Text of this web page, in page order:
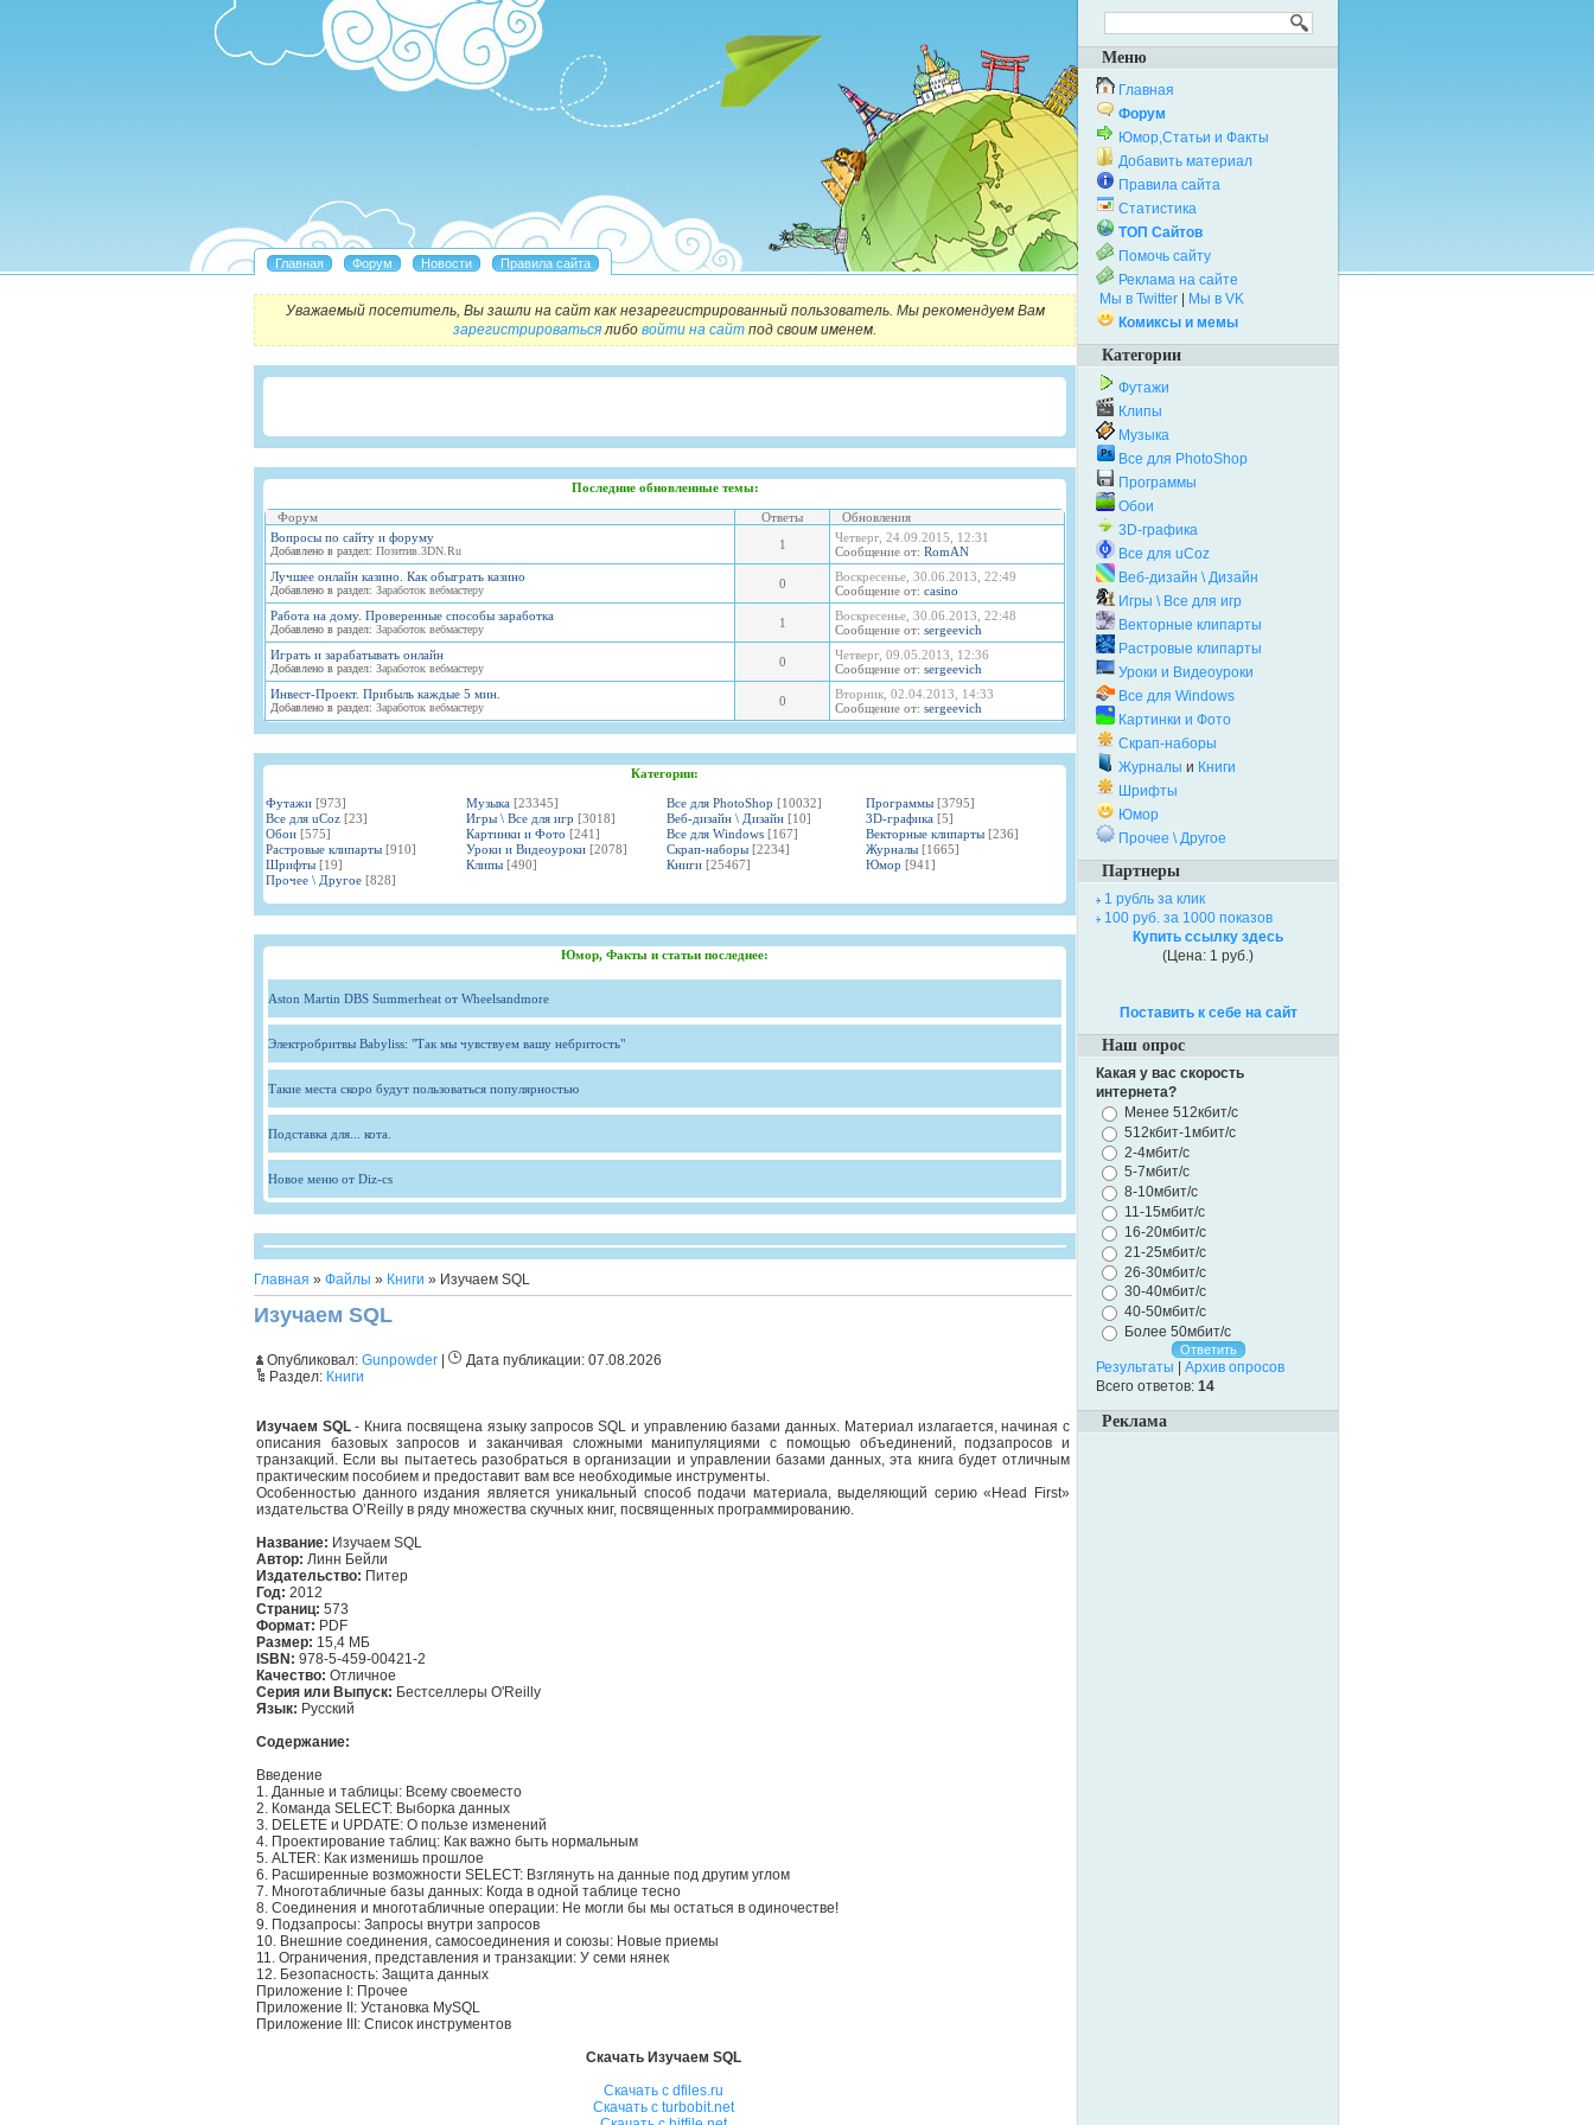
Уважаемый посетитель, Вы зашли на сайт как незарегистрированный пользователь. Мы рекомендуем Вам
зарегистрироватьсялибо войти на сайт под своим именем.
Последние обновленные темы:
Форум Ответы
Обновления
Вопросы по сайту и форуму
Добавлено в раздел: Позитив.3DN.Ru 1
Четверг, 24.09.2015, 12:31
Сообщение от: RomAN
Лучшее онлайн казино. Как обыграть казино
Добавлено в раздел: Заработок вебмастеру 0
Воскресенье, 30.06.2013, 22:49
Сообщение от: casino
Работа на дому. Проверенные способы заработка
Добавлено в раздел: Заработок вебмастеру 1
Воскресенье, 30.06.2013, 22:48
Сообщение от: sergeevich
Играть и зарабатывать онлайн
Добавлено в раздел: Заработок вебмастеру 0
Четверг, 09.05.2013, 12:36
Сообщение от: sergeevich
Инвест-Проект. Прибыль каждые 5 мин.
Добавлено в раздел: Заработок вебмастеру 0
Вторник, 02.04.2013, 14:33
Сообщение от: sergeevich
Категории:
Футажи [973] Музыка [23345] Все для PhotoShop [10032] Программы [3795]
Все для uCoz [23] Игры \ Все для игр [3018] Веб-дизайн \ Дизайн [10] 3D-графика [5]
Обои [575] Картинки и Фото [241] Все для Windows [167] Векторные клипарты [236]
Растровые клипарты [910] Уроки и Видеоуроки [2078] Скрап-наборы [2234] Журналы [1665]
Шрифты [19] Клипы [490] Книги [25467] Юмор [941]
Прочее \ Другое [828]
Юмор, Факты и статьи последнее:
Aston Martin DBS Summerheat от Wheelsandmore
Электробритвы Babyliss: "Так мы чувствуем вашу небритость"
Такие места скоро будут пользоваться популярностью
Подставка для... кота.
Новое меню от Diz-cs
Главная » Файлы » Книги » Изучаем SQL
Изучаем SQL
Опубликовал: Gunpowder Дата публикации: 07.08.2026
Раздел: Книги
Изучаем SQL- Книга посвящена языку запросов SQL и управлению базами данных. Материал излагается, начиная с
описания базовых запросов и заканчивая сложными манипуляциями с помощью объединений, подзапросов и
транзакций. Если вы пытаетесь разобраться в организации и управлении базами данных, эта книга будет отличным
практическим пособием и предоставит вам все необходимые инструменты.
Особенностью данного издания является уникальный способ подачи материала, выделяющий серию «Head First»
издательства O’Reilly в ряду множества скучных книг, посвященных программированию.
Название: Изучаем SQL
Автор: Линн Бейли
Издательство: Питер
Год: 2012
Страниц: 573
Формат: PDF
Размер: 15,4 МБ
ISBN: 978-5-459-00421-2
Качество: Отличное
Серия или Выпуск: Бестселлеры O'Reilly
Язык: Русский
Содержание:
Введение
1. Данные и таблицы: Всему своеместо
2. Команда SELECT: Выборка данных
3. DELETE и UPDATE: О пользе изменений
4. Проектирование таблиц: Как важно быть нормальным
5. ALTER: Как изменишь прошлое
6. Расширенные возможности SELECT: Взглянуть на данные под другим углом
7. Многотабличные базы данных: Когда в одной таблице тесно
8. Соединения и многотабличные операции: Не могли бы мы остаться в одиночестве!
9. Подзапросы: Запросы внутри запросов
10. Внешние соединения, самосоединения и союзы: Новые приемы
11. Ограничения, представления и транзакции: У семи нянек
12. Безопасность: Защита данных
Приложение I: Прочее
Приложение II: Установка MySQL
Приложение III: Список инструментов
Скачать Изучаем SQL
Скачать с dfiles.ru
Скачать с turbobit.net
Меню
Главная
Форум
Юмор,Статьи и Факты
Добавить материал
Правила сайта
Статистика
ТОП Сайтов
Помочь сайту
Реклама на сайте
Мы в Twitter
Мы в VK
Комиксы и мемы
Категории
Футажи
Клипы
Музыка
Все для PhotoShop
Программы
Обои
3D-графика
Все для uCoz
Веб-дизайн \ Дизайн
Игры \ Все для игр
Векторные клипарты
Растровые клипарты
Уроки и Видеоуроки
Все для Windows
Картинки и Фото
Скрап-наборы
Журналы и Книги
Шрифты
Юмор
Прочее \ Другое
Партнеры
1 рубль за клик
100 руб. за 1000 показов
Купить ссылку здесь
(Цена: 1 руб.)
Поставить к себе на сайт
Наш опрос
Какая у вас скорость
интернета?
Менее 512кбит/с
512кбит-1мбит/с
2-4мбит/с
5-7мбит/с
8-10мбит/с
11-15мбит/с
16-20мбит/с
21-25мбит/с
26-30мбит/с
30-40мбит/с
40-50мбит/с
Более 50мбит/с
Результаты
Архив опросов
Всего ответов: 14
Реклама